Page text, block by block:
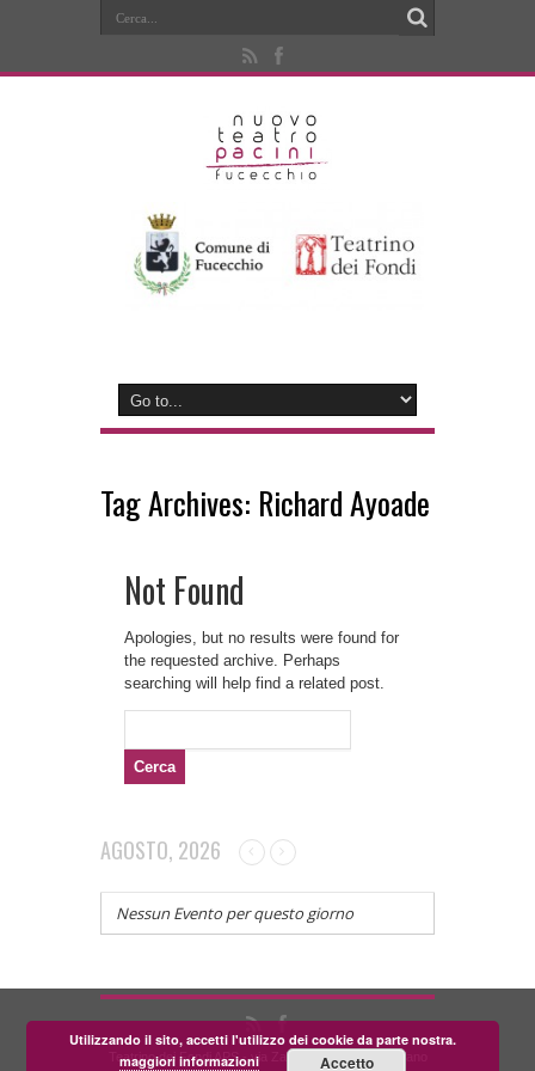
Tag Archives: Richard Ayoade
Not Found
Apologies, but no results were found for
the requested archive. Perhaps
searching will help find a related post.
AGOSTO, 2026
Nessun Evento per questo giorno
Teatrino dei Fondi APS - via Zara, 58 56024 Corazzano
Utilizzando il sito, accetti l'utilizzo dei cookie da parte nostra.
maggiori informazioni
Accetto